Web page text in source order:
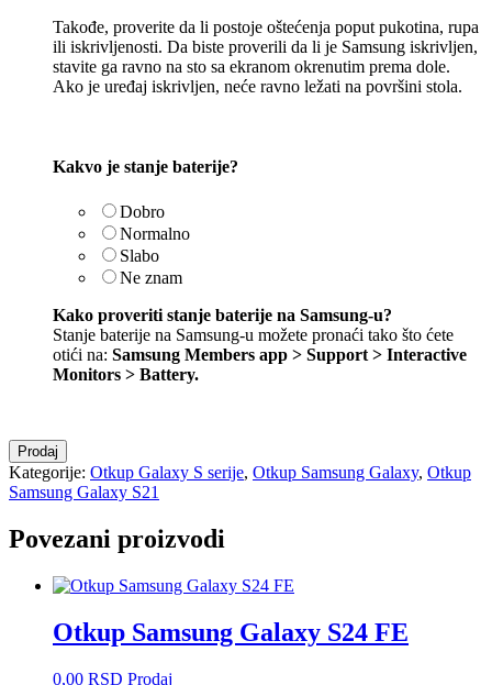
Takođe, proverite da li postoje oštećenja poput pukotina, rupa
ili iskrivljenosti. Da biste proverili da li je Samsung iskrivljen,
stavite ga ravno na sto sa ekranom okrenutim prema dole.
Ako je uređaj iskrivljen, neće ravno ležati na površini stola.
Kakvo je stanje baterije?
Dobro
Normalno
Slabo
Ne znam
Kako proveriti stanje baterije na Samsung-u?
Stanje baterije na Samsung-u možete pronaći tako što ćete
otići na: Samsung Members app > Support > Interactive
Monitors > Battery.
Otkup
Samsung
Galaxy
količina
Prodaj
Kategorije: Otkup Galaxy S serije, Otkup Samsung Galaxy, Otkup
Samsung Galaxy S21
Povezani proizvodi
Otkup Samsung Galaxy S24 FE
0,00 RSD Prodaj